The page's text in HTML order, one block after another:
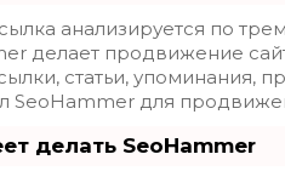
анализируется по
делает продвижение
статьи, упоминания,
SeoHammer для
делать SeoHammer